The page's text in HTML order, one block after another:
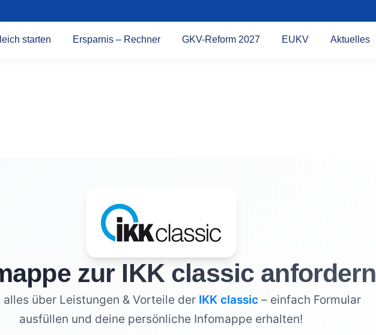
starten Ersparnis – Rechner GKV-Reform 2027 EUKV Aktuelles
zur IKK classic anfordern
alles über Leistungen & Vorteile der IKK classic – einfach Formular
ausfüllen und deine persönliche Infomappe erhalten!